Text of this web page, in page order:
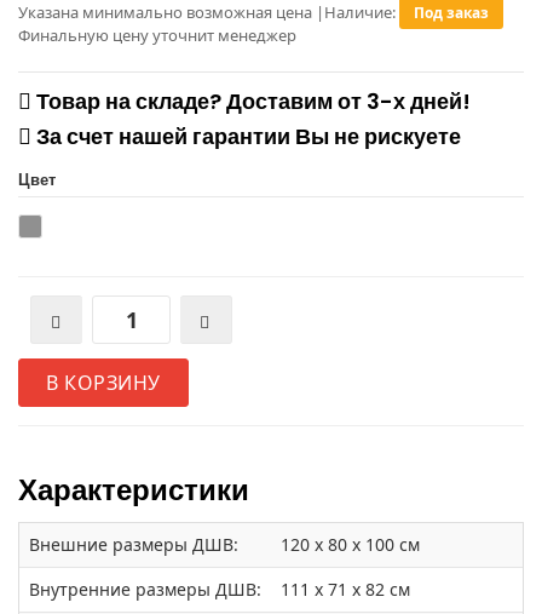
Указана минимально возможная цена |
Финальную цену уточнит менеджер
Наличие: Под заказ
Товар на складе? Доставим от 3-х дней!
За счет нашей гарантии Вы не рискуете
Цвет
В КОРЗИНУ
Характеристики
Внешние размеры ДШВ:
120 x 80 x 100 см
Внутренние размеры ДШВ:
111 x 71 x 82 см